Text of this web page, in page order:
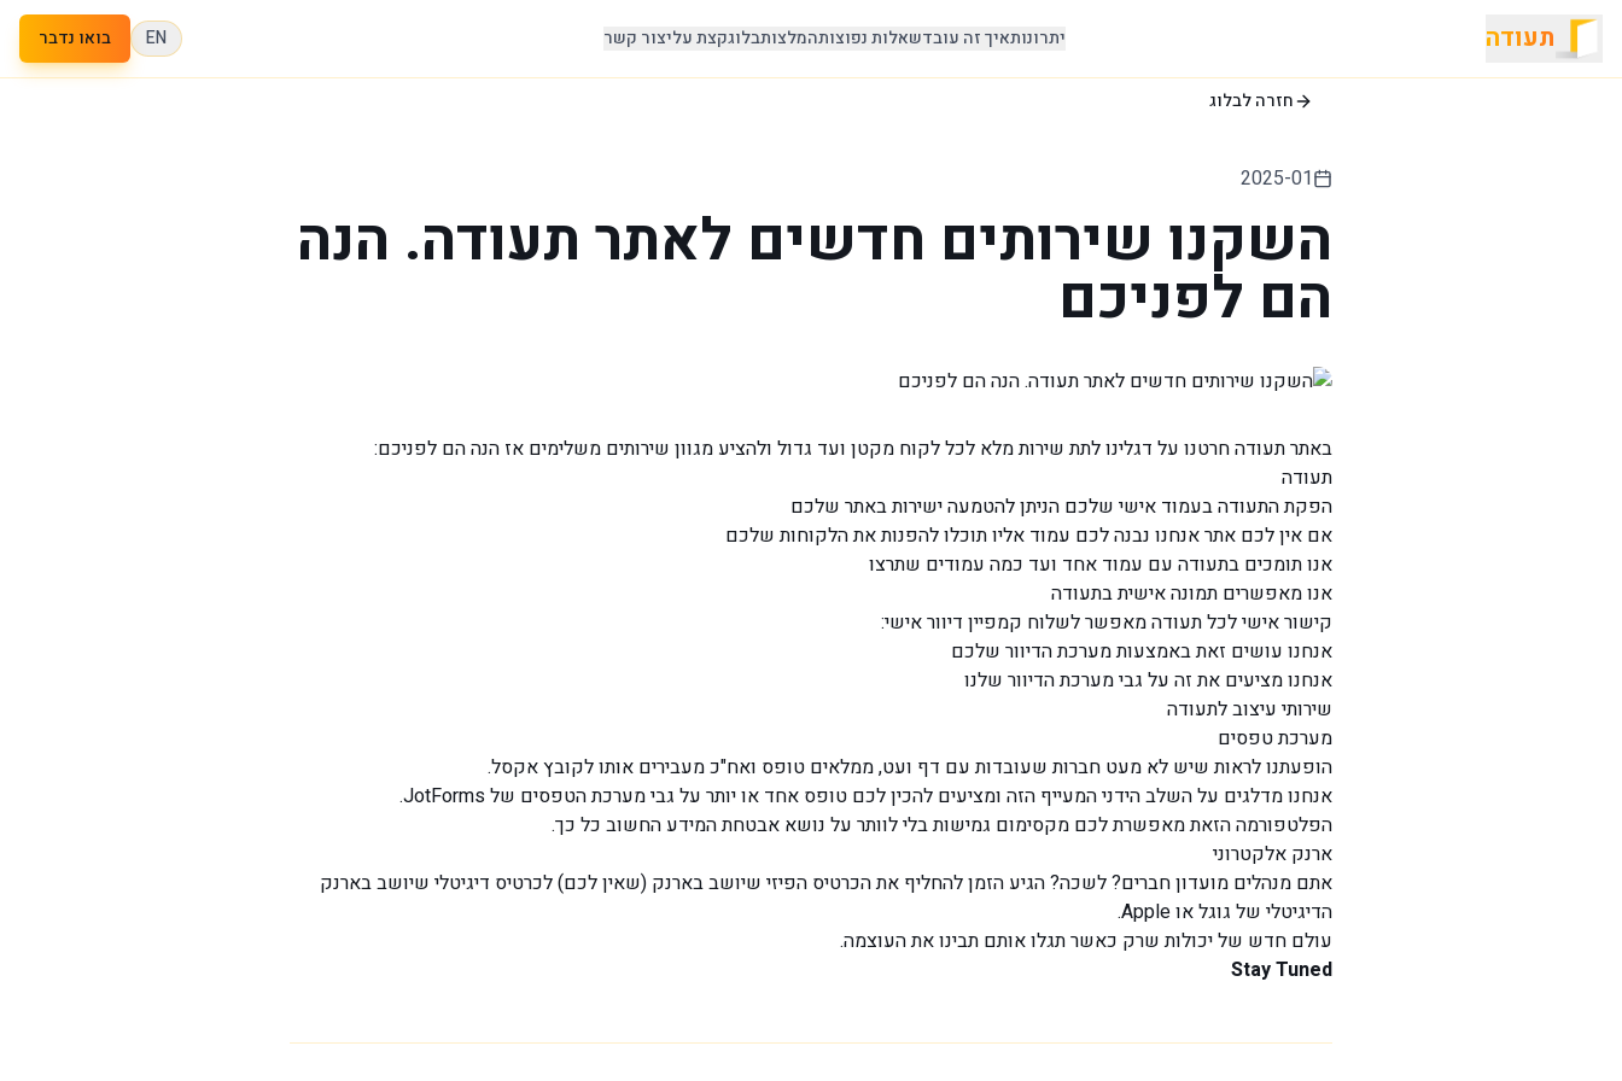
תעודה יתרונותאיך זה עובדשאלות נפוצותהמלצותבלוגקצת עליצור קשר EN בואו נדבר
חזרה לבלוג
2025-01
השקנו שירותים חדשים לאתר תעודה. הנה
הם לפניכם
באתר תעודה חרטנו על דגלינו לתת שירות מלא לכל לקוח מקטן ועד גדול ולהציע מגוון שירותים משלימים אז הנה הם לפניכם:
תעודה
הפקת התעודה בעמוד אישי שלכם הניתן להטמעה ישירות באתר שלכם
אם אין לכם אתר אנחנו נבנה לכם עמוד אליו תוכלו להפנות את הלקוחות שלכם
אנו תומכים בתעודה עם עמוד אחד ועד כמה עמודים שתרצו
אנו מאפשרים תמונה אישית בתעודה
קישור אישי לכל תעודה מאפשר לשלוח קמפיין דיוור אישי:
אנחנו עושים זאת באמצעות מערכת הדיוור שלכם
אנחנו מציעים את זה על גבי מערכת הדיוור שלנו
שירותי עיצוב לתעודה
מערכת טפסים
הופעתנו לראות שיש לא מעט חברות שעובדות עם דף ועט, ממלאים טופס ואח"כ מעבירים אותו לקובץ אקסל.
אנחנו מדלגים על השלב הידני המעייף הזה ומציעים להכין לכם טופס אחד או יותר על גבי מערכת הטפסים של JotForms.
הפלטפורמה הזאת מאפשרת לכם מקסימום גמישות בלי לוותר על נושא אבטחת המידע החשוב כל כך.
ארנק אלקטרוני
אתם מנהלים מועדון חברים? לשכה? הגיע הזמן להחליף את הכרטיס הפיזי שיושב בארנק (שאין לכם) לכרטיס דיגיטלי שיושב בארנק
הדיגיטלי של גוגל או Apple.
עולם חדש של יכולות שרק כאשר תגלו אותם תבינו את העוצמה.
Stay Tuned